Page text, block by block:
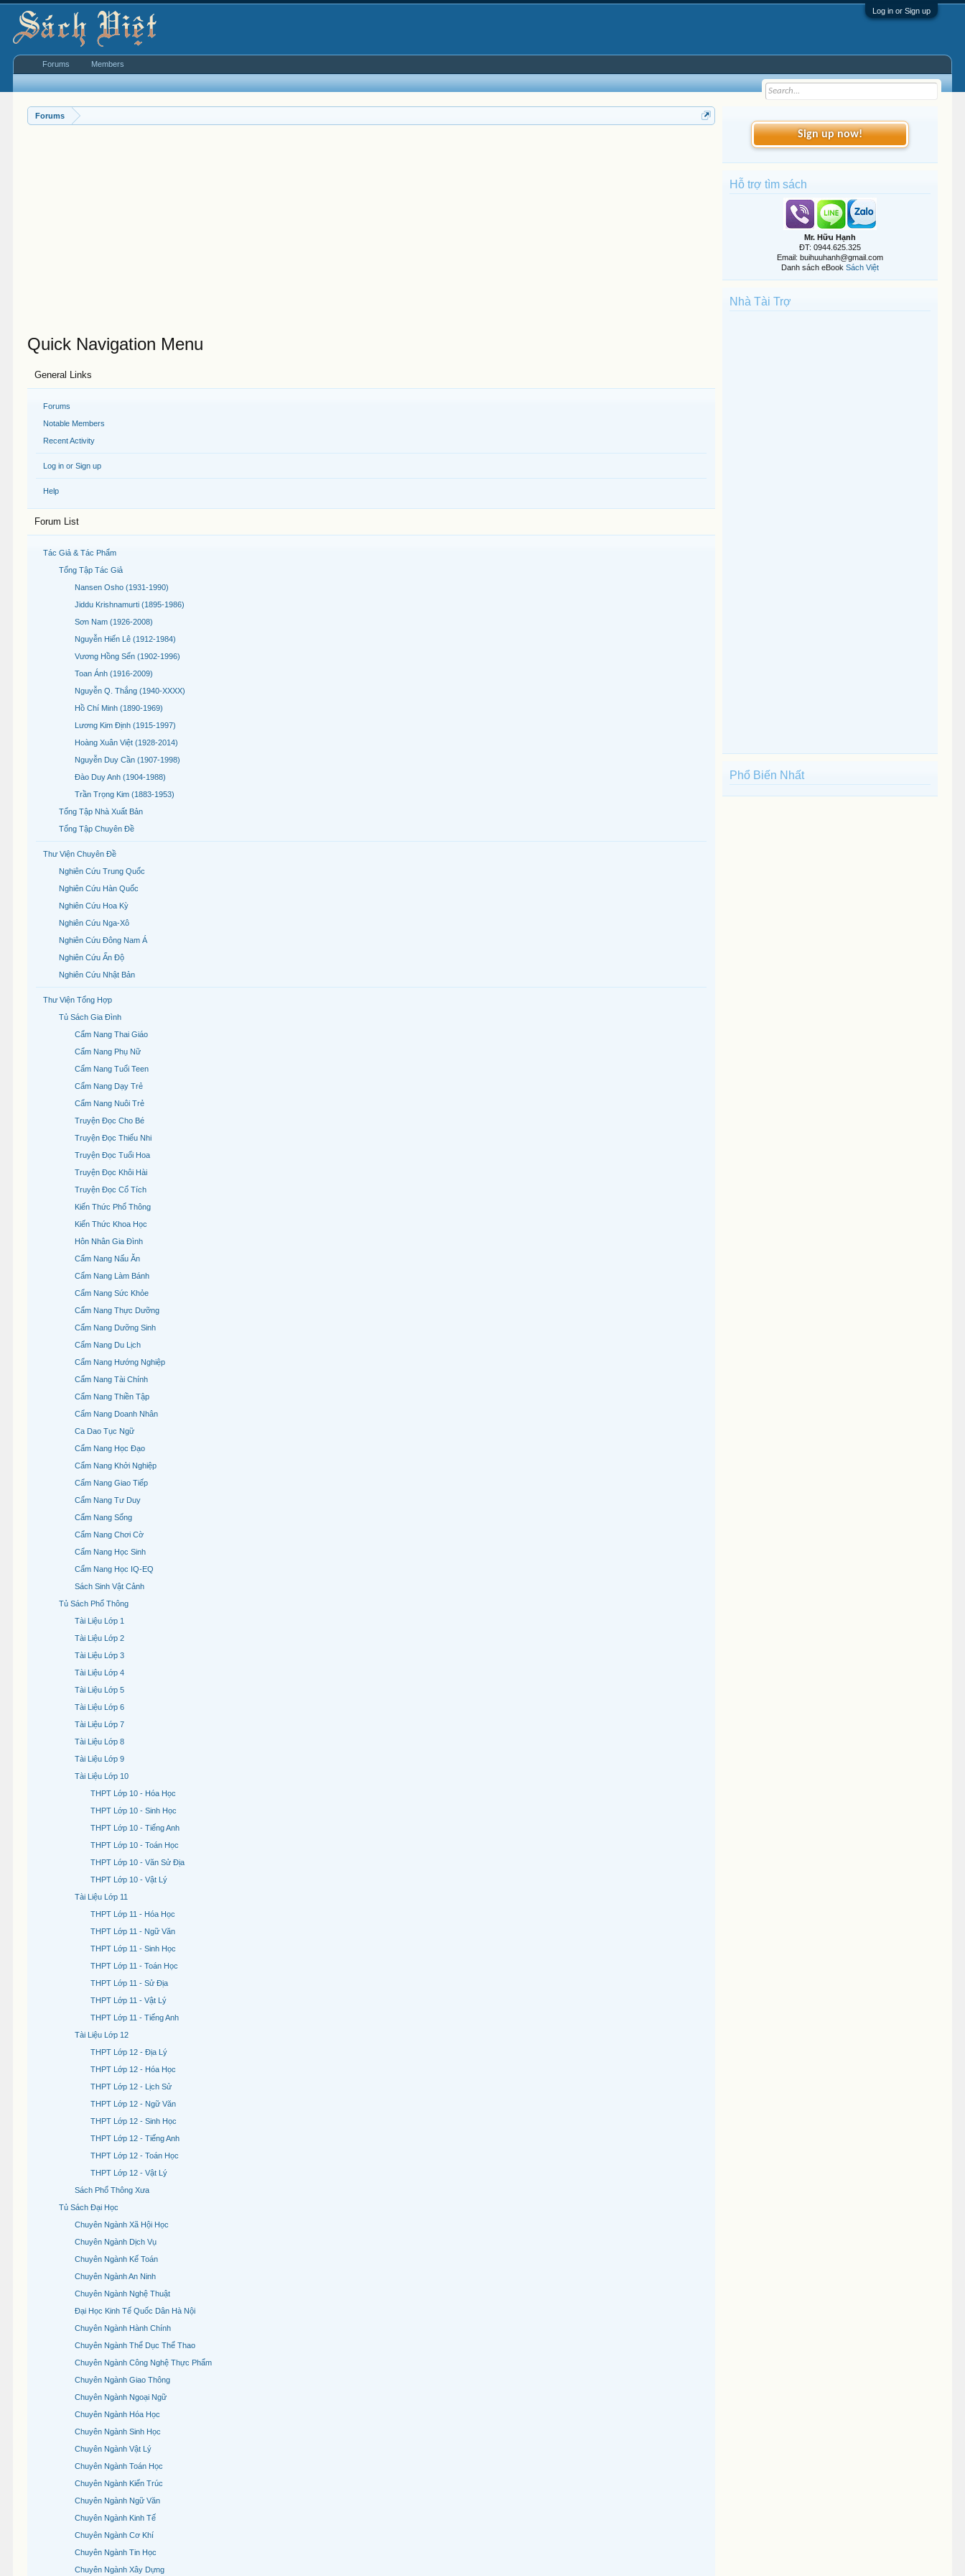
Log in or Sign up
Forums
Quick Navigation Menu
General Links
Forums
Notable Members
Recent Activity
Log in or Sign up
Help
Forum List
Tác Giả & Tác Phẩm
Tổng Tập Tác Giả
Nansen Osho (1931-1990)
Jiddu Krishnamurti (1895-1986)
Sơn Nam (1926-2008)
Nguyễn Hiến Lê (1912-1984)
Vương Hồng Sển (1902-1996)
Toan Ánh (1916-2009)
Nguyễn Q. Thắng (1940-XXXX)
Hồ Chí Minh (1890-1969)
Lương Kim Định (1915-1997)
Hoàng Xuân Việt (1928-2014)
Nguyễn Duy Cần (1907-1998)
Đào Duy Anh (1904-1988)
Trần Trọng Kim (1883-1953)
Tổng Tập Nhà Xuất Bản
Tổng Tập Chuyên Đề
Thư Viện Chuyên Đề
Nghiên Cứu Trung Quốc
Nghiên Cứu Hàn Quốc
Nghiên Cứu Hoa Kỳ
Nghiên Cứu Nga-Xô
Nghiên Cứu Đông Nam Á
Nghiên Cứu Ấn Độ
Nghiên Cứu Nhật Bản
Thư Viện Tổng Hợp
Tủ Sách Gia Đình
Cẩm Nang Thai Giáo
Cẩm Nang Phụ Nữ
Cẩm Nang Tuổi Teen
Cẩm Nang Dạy Trẻ
Cẩm Nang Nuôi Trẻ
Truyện Đọc Cho Bé
Truyện Đọc Thiếu Nhi
Truyện Đọc Tuổi Hoa
Truyện Đọc Khôi Hài
Truyện Đọc Cổ Tích
Kiến Thức Phổ Thông
Kiến Thức Khoa Học
Hôn Nhân Gia Đình
Cẩm Nang Nấu Ăn
Cẩm Nang Làm Bánh
Cẩm Nang Sức Khỏe
Cẩm Nang Thực Dưỡng
Cẩm Nang Dưỡng Sinh
Cẩm Nang Du Lịch
Cẩm Nang Hướng Nghiệp
Cẩm Nang Tài Chính
Cẩm Nang Thiền Tập
Cẩm Nang Doanh Nhân
Ca Dao Tục Ngữ
Cẩm Nang Học Đạo
Cẩm Nang Khởi Nghiệp
Cẩm Nang Giao Tiếp
Cẩm Nang Tư Duy
Cẩm Nang Sống
Cẩm Nang Chơi Cờ
Cẩm Nang Học Sinh
Cẩm Nang Học IQ-EQ
Sách Sinh Vật Cảnh
Tủ Sách Phổ Thông
Tài Liệu Lớp 1
Tài Liệu Lớp 2
Tài Liệu Lớp 3
Tài Liệu Lớp 4
Tài Liệu Lớp 5
Tài Liệu Lớp 6
Tài Liệu Lớp 7
Tài Liệu Lớp 8
Tài Liệu Lớp 9
Tài Liệu Lớp 10
THPT Lớp 10 - Hóa Học
THPT Lớp 10 - Sinh Học
THPT Lớp 10 - Tiếng Anh
THPT Lớp 10 - Toán Học
THPT Lớp 10 - Văn Sử Địa
THPT Lớp 10 - Vật Lý
Tài Liệu Lớp 11
THPT Lớp 11 - Hóa Học
THPT Lớp 11 - Ngữ Văn
THPT Lớp 11 - Sinh Học
THPT Lớp 11 - Toán Học
THPT Lớp 11 - Sử Địa
THPT Lớp 11 - Vật Lý
THPT Lớp 11 - Tiếng Anh
Tài Liệu Lớp 12
THPT Lớp 12 - Địa Lý
THPT Lớp 12 - Hóa Học
THPT Lớp 12 - Lịch Sử
THPT Lớp 12 - Ngữ Văn
THPT Lớp 12 - Sinh Học
THPT Lớp 12 - Tiếng Anh
THPT Lớp 12 - Toán Học
THPT Lớp 12 - Vật Lý
Sách Phổ Thông Xưa
Tủ Sách Đại Học
Chuyên Ngành Xã Hội Học
Chuyên Ngành Dịch Vụ
Chuyên Ngành Kế Toán
Chuyên Ngành An Ninh
Chuyên Ngành Nghệ Thuật
Đại Học Kinh Tế Quốc Dân Hà Nội
Chuyên Ngành Hành Chính
Chuyên Ngành Thể Dục Thể Thao
Chuyên Ngành Công Nghệ Thực Phẩm
Chuyên Ngành Giao Thông
Chuyên Ngành Ngoại Ngữ
Chuyên Ngành Hóa Học
Chuyên Ngành Sinh Học
Chuyên Ngành Vật Lý
Chuyên Ngành Toán Học
Chuyên Ngành Kiến Trúc
Chuyên Ngành Ngữ Văn
Chuyên Ngành Kinh Tế
Chuyên Ngành Cơ Khí
Chuyên Ngành Tin Học
Chuyên Ngành Xây Dựng
Sign up now!
Hỗ trợ tìm sách
Mr. Hữu Hạnh
ĐT: 0944.625.325
Email: buihuuhanh@gmail.com
Danh sách eBook Sách Việt
Nhà Tài Trợ
Phổ Biến Nhất
Forums Members